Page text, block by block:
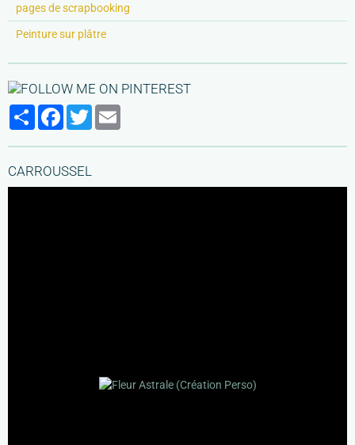
pages de scrapbooking
Peinture sur plâtre
PartagerFacebook
Twitter
CARROUSSEL